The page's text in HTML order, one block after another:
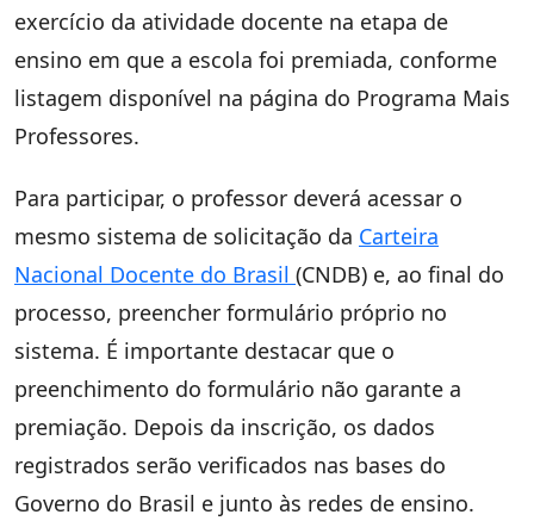
exercício da atividade docente na etapa de
ensino em que a escola foi premiada, conforme
listagem disponível na página do Programa Mais
Professores.
Para participar, o professor deverá acessar o
mesmo sistema de solicitação da Carteira
Nacional Docente do Brasil (CNDB) e, ao final do
processo, preencher formulário próprio no
sistema. É importante destacar que o
preenchimento do formulário não garante a
premiação. Depois da inscrição, os dados
registrados serão verificados nas bases do
Governo do Brasil e junto às redes de ensino.